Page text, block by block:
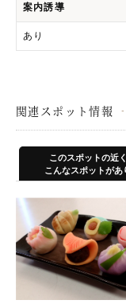
案内誘導
あり
関連スポット情報
このスポットの近
こんなスポットがあ